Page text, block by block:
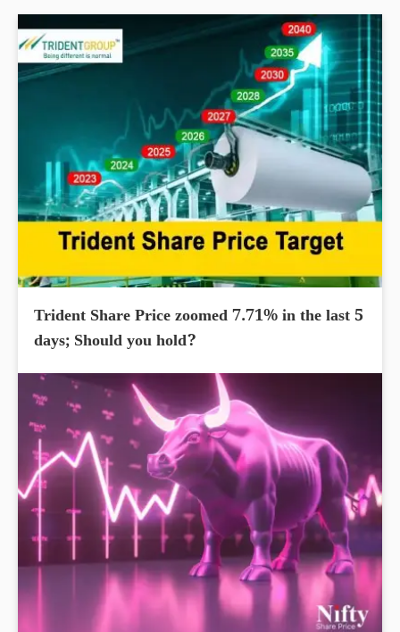
Trident Share Price zoomed 7.71% in the last 5
days; Should you hold?